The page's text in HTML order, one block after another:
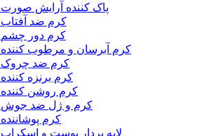
پاک کننده آرایش صورت
کرم ضد آفتاب
کرم دور چشم
کرم آبرسان و مرطوب کننده
کرم ضد چروک
کرم برنزه کننده
کرم روشن کننده
کرم و ژل ضد جوش
کرم پوشاننده
لایه بردار پوست و اسکراب